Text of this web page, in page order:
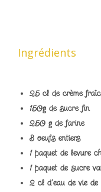
Ingrédients
25 cl de crème
150g de sucre fin
250 g de farine
3 oeufs entiers
1 paquet de levure
1 paquet de sucre
2 cl d’eau de vie de